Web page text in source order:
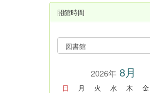
開館時間
2026年8月
日 月 火 水 木 金